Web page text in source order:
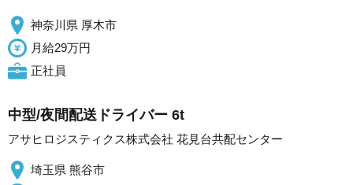
神奈川県 厚木市
月給29万円
正社員
中型/夜間配送ドライバー 6t
アサヒロジスティクス株式会社 花見台共配センター
埼玉県 熊谷市